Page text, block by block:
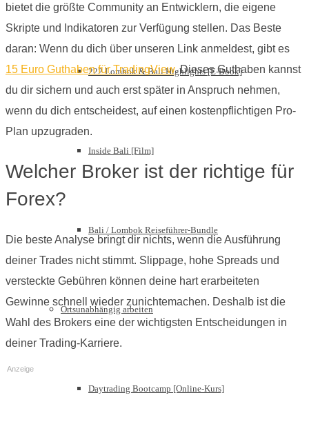
222 Lombok & Bali Highlights [E-Book]
Inside Bali [Film]
Bali / Lombok Reiseführer-Bundle
Ortsunabhängig arbeiten
Daytrading Bootcamp [Online-Kurs]
bietet die größte Community an Entwicklern, die eigene
Skripte und Indikatoren zur Verfügung stellen. Das Beste
daran: Wenn du dich über unseren Link anmeldest, gibt es
15 Euro Guthaben für TradingView. Dieses Guthaben kannst
du dir sichern und auch erst später in Anspruch nehmen,
wenn du dich entscheidest, auf einen kostenpflichtigen Pro-
Plan upzugraden.
Welcher Broker ist der richtige für
Forex?
Die beste Analyse bringt dir nichts, wenn die Ausführung
deiner Trades nicht stimmt. Slippage, hohe Spreads und
versteckte Gebühren können deine hart erarbeiteten
Gewinne schnell wieder zunichtemachen. Deshalb ist die
Wahl des Brokers eine der wichtigsten Entscheidungen in
deiner Trading-Karriere.
Anzeige